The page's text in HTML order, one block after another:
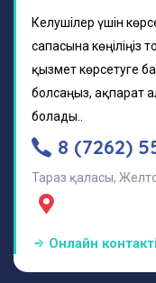
Келушілер үшін
сапасына
қызмет көрсетуге
болсаңыз, ақпарат
болады..
8 (7262)
Тараз қаласы,
Онлайн